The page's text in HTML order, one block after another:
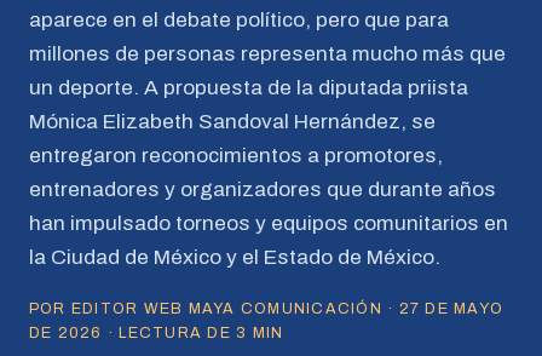
aparece en el debate político, pero que para
millones de personas representa mucho más que
un deporte. A propuesta de la diputada priista
Mónica Elizabeth Sandoval Hernández, se
entregaron reconocimientos a promotores,
entrenadores y organizadores que durante años
han impulsado torneos y equipos comunitarios en
la Ciudad de México y el Estado de México.
POR EDITOR WEB MAYA COMUNICACIÓN · 27 DE MAYO
DE 2026 · LECTURA DE 3 MIN